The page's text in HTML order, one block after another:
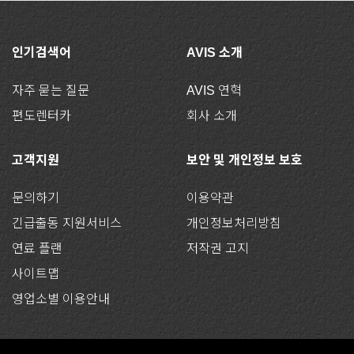
인기검색어
자주 묻는 질문
편도렌터카
AVIS 소개
AVIS 연혁
회사 소개
고객지원
문의하기
긴급출동 지원서비스
연료 플랜
사이트맵
영업소별 이용안내
보안 및 개인정보 보호
이용약관
개인정보처리방침
저작권 고지